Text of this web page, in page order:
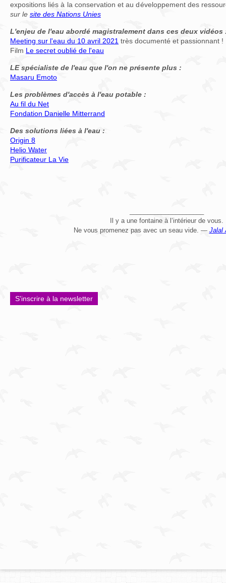
expositions liés à la conservation et au développement des
sur le site des Nations Unies
L'enjeu de l'eau abordé magistralement dans ces deux vidéos
Meeting sur l'eau du 10 avril 2021 très documenté et passionnant !
Film Le secret oublié de l'eau
LE spécialiste de l'eau que l'on ne présente plus :
Masaru Emoto
Les problèmes d'accès à l'eau potable :
Au fil du Net
Fondation Danielle Mitterrand
Des solutions liées à l'eau :
Origin 8
Helio Water
Purificateur La Vie
Il y a une fontaine à l’intérieur de vous.
Ne vous promenez pas avec un seau vide. — Jalal
S'inscrire à la newsletter